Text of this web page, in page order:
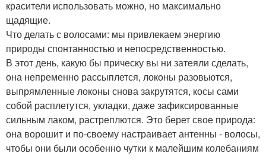
красители использовать можно, но максимально
щадящие.
Что делать с волосами: мы привлекаем энергию
природы спонтанностью и непосредственностью.
В этот день, какую бы прическу вы ни затеяли сделать,
она непременно рассыплется, локоны разовьются,
выпрямленные локоны снова закрутятся, косы сами
собой расплетутся, укладки, даже зафиксированные
сильным лаком, растреплются. Это берет свое природа:
она ворошит и по-своему настраивает антенны - волосы,
чтобы они были особенно чутки к малейшим колебаниям